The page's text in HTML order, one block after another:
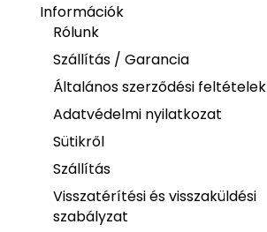
Információk
Rólunk
Szállítás / Garancia
Általános szerződési feltételek
Adatvédelmi nyilatkozat
Sütikről
Szállítás
Visszatérítési és visszaküldési
szabályzat